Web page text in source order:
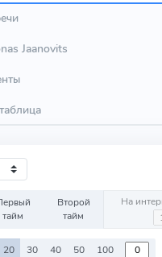
Jaanovits
тайм
Второй
тайм
20 30 40 50 100